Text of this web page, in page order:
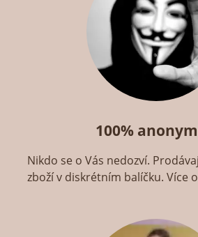
100%
Nikdo se o Vás nedozví.
zboží v diskrétním balíčku. Více